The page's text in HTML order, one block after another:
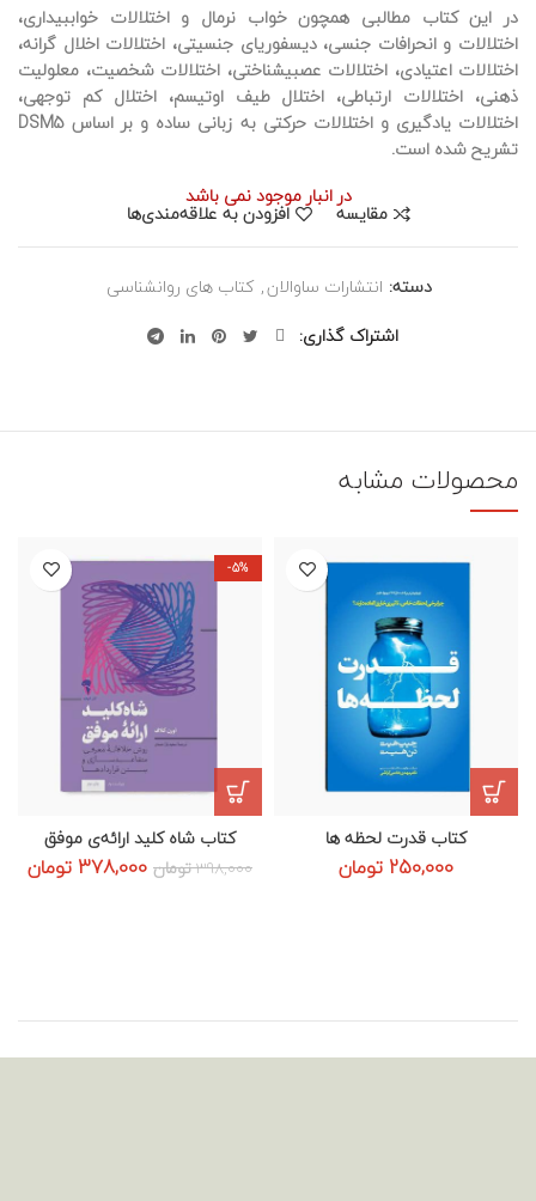
در این کتاب مطالبی همچون خواب نرمال و اختلالات خواببیداری،
اختلالات و انحرافات جنسی، دیسفوریای جنسیتی، اختلالات اخلال گرانه،
اختلالات اعتیادی، اختلالات عصبیشناختی، اختلالات شخصیت، معلولیت
ذهنی، اختلالات ارتباطی، اختلال طیف اوتیسم، اختلال کم توجهی،
اختلالات یادگیری و اختلالات حرکتی به زبانی ساده و بر اساس DSM5
تشریح شده است.
در انبار موجود نمی باشد
مقایسه افزودن به علاقه‌مندی‌ها
دسته: انتشارات ساوالان, کتاب های روانشناسی
اشتراک گذاری
محصولات مشابه
کتاب قدرت لحظه ها
250,000 تومان
-5%
کتاب شاه کلید ارائه‌ی موفق
398,000تومان قیمت
378,000 تومان